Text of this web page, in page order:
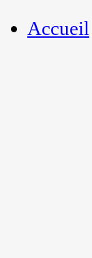
Accueil